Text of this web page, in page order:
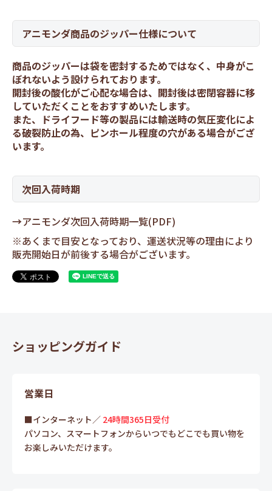
アニモンダ商品のジッパー仕様について
商品のジッパーは袋を密封するためではなく、中身がこ
ぼれないよう設けられております。
開封後の酸化がご心配な場合は、開封後は密閉容器に移
していただくことをおすすめいたします。
また、ドライフード等の製品には輸送時の気圧変化によ
る破裂防止の為、ピンホール程度の穴がある場合がござ
います。
次回入荷時期
→アニモンダ次回入荷時期一覧(PDF)
※あくまで目安となっており、運送状況等の理由により
販売開始日が前後する場合がございます。
ショッピングガイド
営業日
■インターネット／ 24時間365日受付
パソコン、スマートフォンからいつでもどこでも買い物を
お楽しみいただけます。